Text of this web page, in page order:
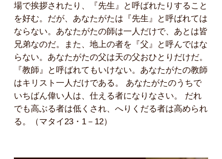
場で挨拶されたり、『先生』と呼ばれたりすること
を好む。だが、あなたがたは『先生』と呼ばれては
ならない。あなたがたの師は一人だけで、あとは皆
兄弟なのだ。また、地上の者を『父』と呼んではな
らない。あなたがたの父は天の父おひとりだけだ。
『教師』と呼ばれてもいけない。あなたがたの教師
はキリスト一人だけである。 あなたがたのうちで
いちばん偉い人は、仕える者になりなさい。 だれ
でも高ぶる者は低くされ、へりくだる者は高められ
る。（マタイ23・1－12）